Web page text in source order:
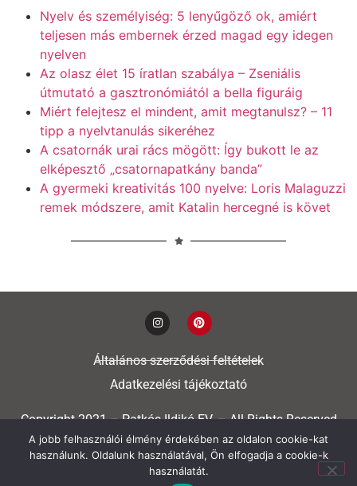
Nyelv és személyiség: 5 lenyűgöző ok, amiért
teljesen más embernek érzed magad egy idegen
nyelven
Az olasz élet 15 íratlan szabálya – Zseniális
útmutató a gasztronómiától a bella figuráig
Miért felejtesz el mindent, amit megtanulsz? – 11
tipp a nyelvtanulás sikeréhez
A csatornák urai rács mögött: Így bukott le az
elképesztő „csatornapatkány banda”
A gyermeki kreativitás 100 nyelve: Loris Malaguzzi
remek módszere, amit Katalin hercegné is követ
Általános szerződési feltételek
Adatkezelési tájékoztató
Copyright 2021 – Patkós Ildikó EV. – All Rights Reserved
A jobb felhasználói élmény érdekében az oldalon cookie-kat
használunk. Oldalunk használatával, Ön elfogadja a cookie-k
használatát.